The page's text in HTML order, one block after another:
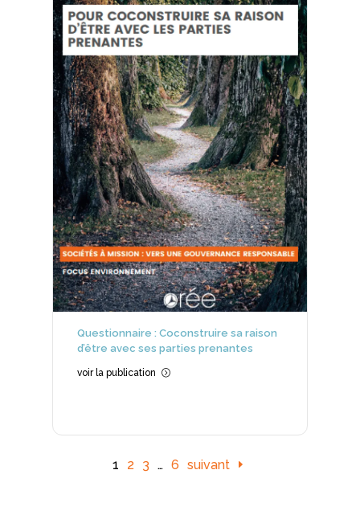
Questionnaire : Coconstruire sa raison
d’être avec ses parties prenantes
voir la publication =
1 2 3 … 6 suivant